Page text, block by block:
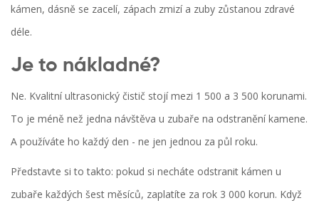
kámen, dásně se zacelí, zápach zmizí a zuby zůstanou zdravé
déle.
Je to nákladné?
Ne. Kvalitní ultrasonický čistič stojí mezi 1 500 a 3 500 korunami.
To je méně než jedna návštěva u zubaře na odstranění kamene.
A používáte ho každý den - ne jen jednou za půl roku.
Představte si to takto: pokud si necháte odstranit kámen u
zubaře každých šest měsíců, zaplatíte za rok 3 000 korun. Když